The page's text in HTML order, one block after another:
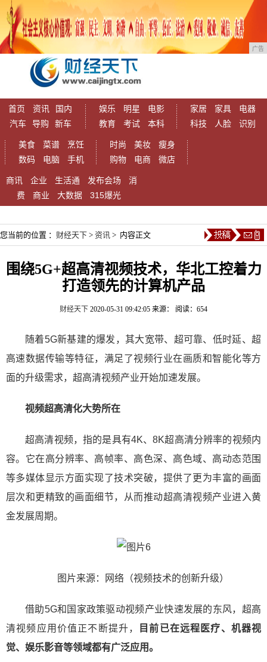
广告
首页 资讯
国内
汽车
导购 新车
娱乐 明星
电影
教育
考试 本科
家居 家具
电器
科技
人脸 识别
美食 菜谱
烹饪
数码
电脑 手机
时尚 美妆
瘦身
购物
电商 微店
商讯 企业 生活通 发布会场
消
费
商业 大数据 315爆光
您当前的位置 ： 财经天下 > 资讯 > 内容正文
围绕5G+超高清视频技术，华北工控着力
打造领先的计算机产品
财经天下 2020-05-31 09:42:05 来源： 阅读：654
随着5G新基建的爆发，其大宽带、超可靠、低时延、超
高速数据传输等特征，满足了视频行业在画质和智能化等方
面的升级需求，超高清视频产业开始加速发展。
视频超高清化大势所在
超高清视频，指的是具有4K、8K超高清分辨率的视频内
容。它在高分辨率、高帧率、高色深、高色域、高动态范围
等多媒体显示方面实现了技术突破，提供了更为丰富的画面
层次和更精致的画面细节，从而推动超高清视频产业进入黄
金发展周期。
图片来源：网络（视频技术的创新升级）
借助5G和国家政策驱动视频产业快速发展的东风，超高
清视频应用价值正不断提升，
目前已在远程医疗、机器视
觉、娱乐影音等领域都有广泛应用。